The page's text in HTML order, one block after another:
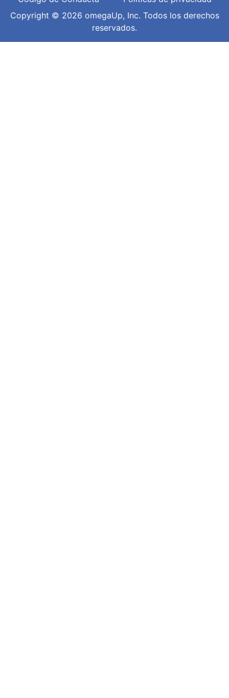
Copyright © 2026 omegaUp, Inc. Todos los derechos
reservados.